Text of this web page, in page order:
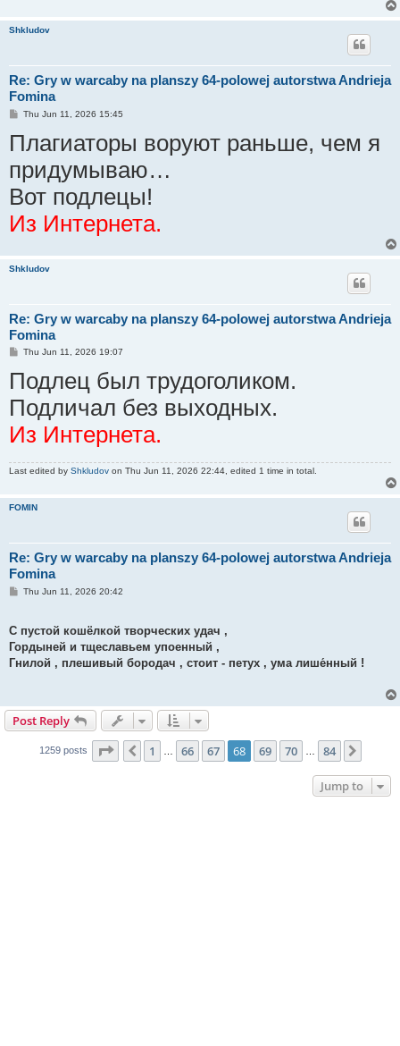
Shkludov
Re: Gry w warcaby na planszy 64-polowej autorstwa Andrieja
Fomina
P
s
Thu Jun 11, 2026 15:45
Плагиаторы воруют раньше, чем я
придумываю…
Вот подлецы!
Из Интернета.
Shkludov
Re: Gry w warcaby na planszy 64-polowej autorstwa Andrieja
Fomina
P
s
Thu Jun 11, 2026 19:07
Подлец был трудоголиком.
Подличал без выходных.
Из Интернета.
Last edited by Shkludov on Thu Jun 11, 2026 22:44, edited 1 time in total.
FOMIN
Re: Gry w warcaby na planszy 64-polowej autorstwa Andrieja
Fomina
PThu Jun 11, 2026 20:42
С пустой кошёлкой творческих удач ,
Гордыней и тщеславьем упоенный ,
Гнилой , плешивый бородач , стоит - петух , ума лише́нный !
Post Reply
1259 posts Page 68 84
Previous
1 66 67 68 69 70 84
Jump to